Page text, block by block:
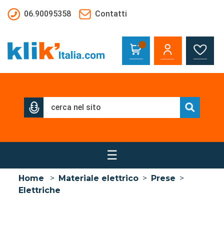
06.90095358
Contatti
☰
Home > Materiale elettrico > Prese >
Elettriche